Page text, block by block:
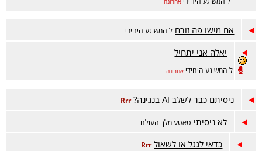
אם מישו פה זורם ל המשוגע היחידי
יאלה אני יתחיל
ל המשוגע היחידי אחרונה
ניסיתם כבר לשלב Ai בנגינה? Rrr
לא ניסיתי טאטע מלך העולם
כדאי לגגל או לשאול Rrr